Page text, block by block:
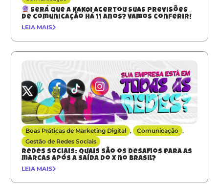
Será que a KAKOI acertou suas previsões
de comunicação há 11 anos? Vamos conferir!
LEIA MAIS
Boas Práticas de Marketing Digital , Comunicação ,
Gestão de Redes Sociais
Redes sociais: quais são os desafios para as
marcas após a saída do X no Brasil?
LEIA MAIS